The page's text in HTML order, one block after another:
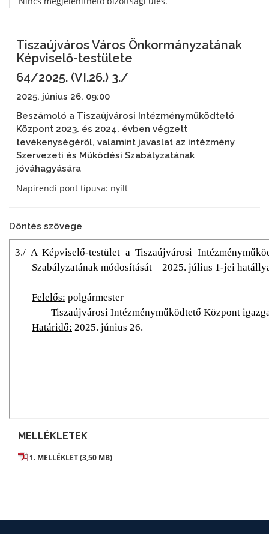
Tiszaújváros Város Önkormányzatának
Képviselő-testülete
64/2025. (VI.26.) 3./
2025. június 26. 09:00
Beszámoló a Tiszaújvárosi Intézményműködtető
Központ 2023. és 2024. évben végzett
tevékenységéről, valamint javaslat az intézmény
Szervezeti és Működési Szabályzatának
jóváhagyására
Napirendi pont típusa: nyílt
Döntés szövege
MELLÉKLETEK
1. MELLÉKLET (3,50 MB)